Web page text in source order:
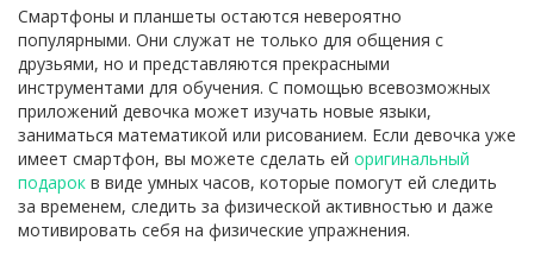
Смартфоны и планшеты остаются невероятно
популярными. Они служат не только для общения с
друзьями, но и представляются прекрасными
инструментами для обучения. С помощью всевозможных
приложений девочка может изучать новые языки,
заниматься математикой или рисованием. Если девочка уже
имеет смартфон, вы можете сделать ей оригинальный
подарок в виде умных часов, которые помогут ей следить
за временем, следить за физической активностью и даже
мотивировать себя на физические упражнения.